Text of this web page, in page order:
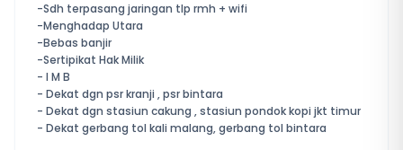
-Sdh terpasang jaringan tlp rmh + wifi
-Menghadap Utara
-Bebas banjir
-Sertipikat Hak Milik
- I M B
- Dekat dgn psr kranji , psr bintara
- Dekat dgn stasiun cakung , stasiun pondok kopi jkt timur
- Dekat gerbang tol kali malang, gerbang tol bintara